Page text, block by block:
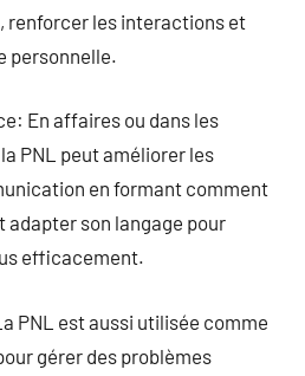
renforcer les interactions et
personnelle.
En affaires ou dans les
PNL peut améliorer les
en formant comment
adapter son langage pour
efficacement.
PNL est aussi utilisée comme
gérer des problèmes